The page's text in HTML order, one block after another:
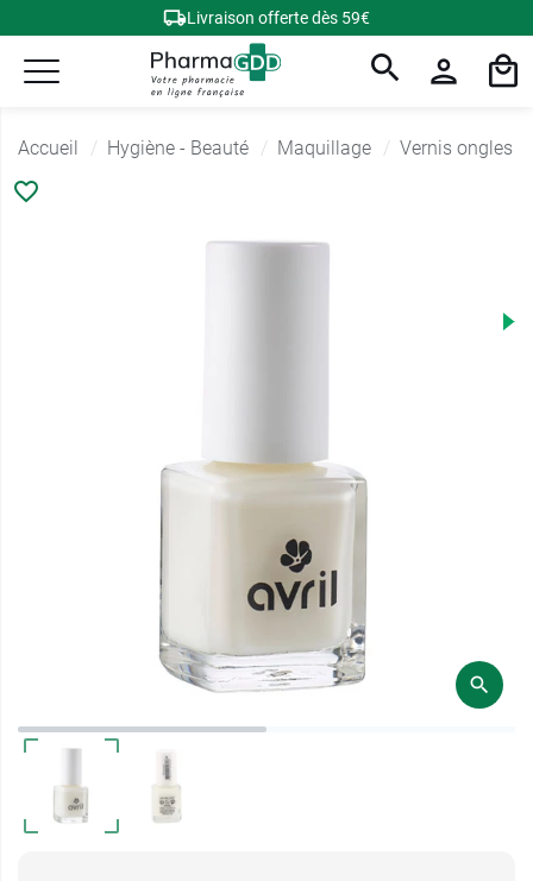
Livraison offerte dès 59€
Accueil Hygiène - Beauté Maquillage Vernis ongles